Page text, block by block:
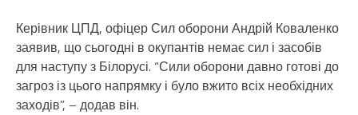
Керівник ЦПД, офіцер Сил оборони Андрій Коваленко
заявив, що сьогодні в окупантів немає сил і засобів
для наступу з Білорусі. “Сили оборони давно готові до
загроз із цього напрямку і було вжито всіх необхідних
заходів”, – додав він.